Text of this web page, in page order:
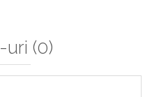
uri (0)